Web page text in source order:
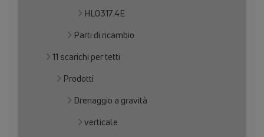
HL0317.4E
Parti di ricambio
11 scarichi per tetti
Prodotti
Drenaggio a gravità
verticale